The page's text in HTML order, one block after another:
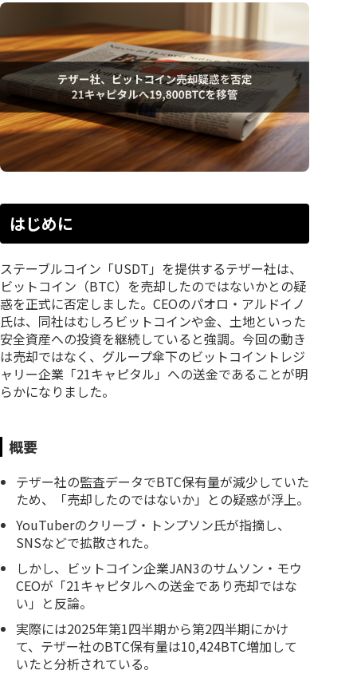
はじめに
ステーブルコイン「USDT」を提供するテザー社は、
ビットコイン（BTC）を売却したのではないかとの疑
惑を正式に否定しました。CEOのパオロ・アルドイノ
氏は、同社はむしろビットコインや金、土地といった
安全資産への投資を継続していると強調。今回の動き
は売却ではなく、グループ傘下のビットコイントレジ
ャリー企業「21キャピタル」への送金であることが明
らかになりました。
概要
テザー社の監査データでBTC保有量が減少していた
ため、「売却したのではないか」との疑惑が浮上。
YouTuberのクリーブ・トンプソン氏が指摘し、
SNSなどで拡散された。
しかし、ビットコイン企業JAN3のサムソン・モウ
CEOが「21キャピタルへの送金であり売却ではな
い」と反論。
実際には2025年第1四半期から第2四半期にかけ
て、テザー社のBTC保有量は10,424BTC増加して
いたと分析されている。